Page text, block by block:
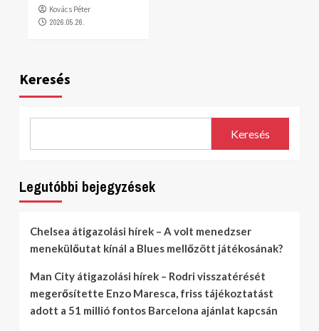
Kovács Péter
2026.05.26.
Keresés
Keresés
Legutóbbi bejegyzések
Chelsea átigazolási hírek – A volt menedzser
menekülőutat kínál a Blues mellőzött játékosának?
Man City átigazolási hírek – Rodri visszatérését
megerősítette Enzo Maresca, friss tájékoztatást
adott a 51 millió fontos Barcelona ajánlat kapcsán